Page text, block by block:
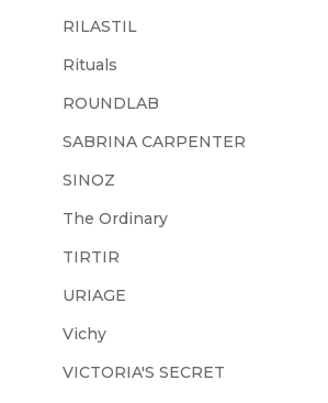
RILASTIL
Rituals
ROUNDLAB
SABRINA CARPENTER
SINOZ
The Ordinary
TIRTIR
URIAGE
Vichy
VICTORIA'S SECRET